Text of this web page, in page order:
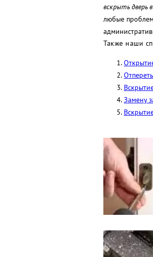
вскрыть дверь
любые
Также наши
Замену